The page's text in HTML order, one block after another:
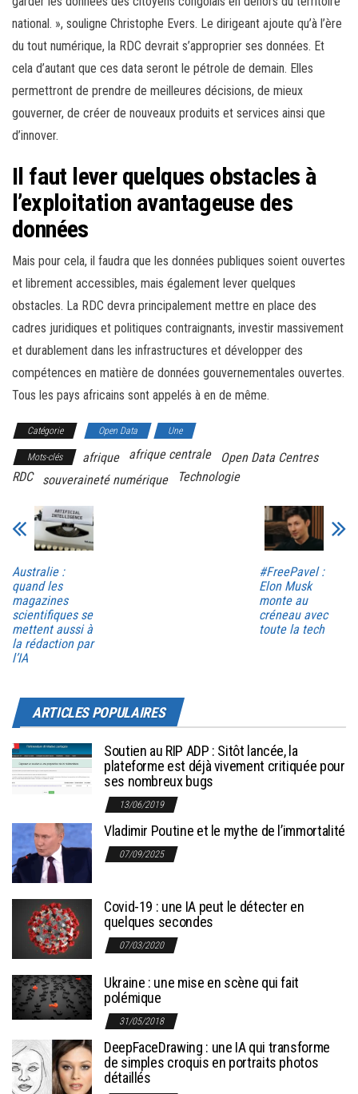
national. », souligne Christophe Evers. Le dirigeant ajoute qu’à l’ère
du tout numérique, la RDC devrait s’approprier ses données. Et
cela d’autant que ces data seront le pétrole de demain. Elles
permettront de prendre de meilleures décisions, de mieux
gouverner, de créer de nouveaux produits et services ainsi que
d’innover.
Il faut lever quelques obstacles à
l’exploitation avantageuse des
données
Mais pour cela, il faudra que les données publiques soient ouvertes
et librement accessibles, mais également lever quelques
obstacles. La RDC devra principalement mettre en place des
cadres juridiques et politiques contraignants, investir massivement
et durablement dans les infrastructures et développer des
compétences en matière de données gouvernementales ouvertes.
Tous les pays africains sont appelés à en de même.
Catégorie Open Data Une
Mots-clés afrique afrique centrale
Open Data Centres
RDC
souveraineté numérique Technologie
Australie :
quand les
magazines
scientifiques se
mettent aussi à
la rédaction par
l’IA
#FreePavel :
Elon Musk
monte au
créneau avec
toute la tech
ARTICLES POPULAIRES
Soutien au RIP ADP : Sitôt lancée, la
plateforme est déjà vivement critiquée pour
ses nombreux bugs
13/06/2019
Vladimir Poutine et le mythe de l’immortalité
07/09/2025
Covid-19 : une IA peut le détecter en
quelques secondes
07/03/2020
Ukraine : une mise en scène qui fait
polémique
31/05/2018
DeepFaceDrawing : une IA qui transforme
de simples croquis en portraits photos
détaillés